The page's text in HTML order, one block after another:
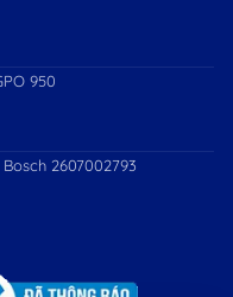
950
2607002793